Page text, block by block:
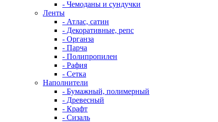
- Чемоданы и сундучки
Ленты
- Атлас, сатин
- Декоративные, репс
- Органза
- Парча
- Полипропилен
- Рафия
- Сетка
Наполнители
- Бумажный, полимерный
- Древесный
- Крафт
- Сизаль